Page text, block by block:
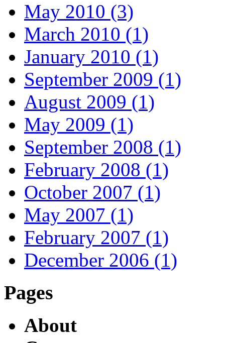
May 2010 (3)
March 2010 (1)
January 2010 (1)
September 2009 (1)
August 2009 (1)
May 2009 (1)
September 2008 (1)
February 2008 (1)
October 2007 (1)
May 2007 (1)
February 2007 (1)
December 2006 (1)
Pages
About